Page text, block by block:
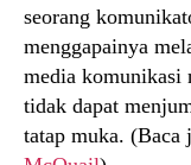
seorang
menggapainya
media komunikasi
tidak dapat
tatap muka. (Baca